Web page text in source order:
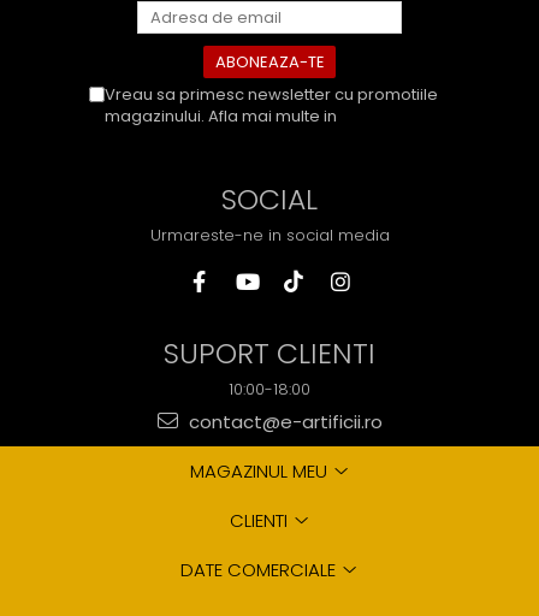
Vreau sa primesc newsletter cu promotiile
magazinului. Afla mai multe in
SOCIAL
Urmareste-ne in social media
SUPORT CLIENTI
10:00-18:00
contact@e-artificii.ro
MAGAZINUL MEU
CLIENTI
DATE COMERCIALE